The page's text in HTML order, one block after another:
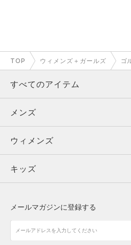
TOP ウィメンズ＋ガールズ ゴ
すべてのアイテム
メンズ
ウィメンズ
キッズ
アクセサリー
メンズ
トップス
ボトムス
アクセサリー
ウィメンズ
トップス
シューズ
キッズ
メールマガジンに登録する